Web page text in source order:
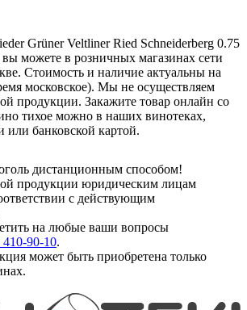
Grüner Veltliner Ried Schneiderberg 0.75
можете в розничных магазинах сети
Стоимость и наличие актуальны на
московское). Мы не осуществляем
продукции. Закажите товар онлайн со
тихое можно в наших винотеках,
банковской картой.
дистанционным способом!
продукции юридическим лицам
с действующим
на любые ваши вопросы
410-90-10.
может быть приобретена только